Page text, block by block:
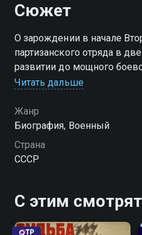
Сюжет
О зарождении в начале
партизанского отряда в
развитии до мощного
Украинской партизанской
Читать дальше
Жанр
Биография, Военный
Страна
СССР
С этим смотрят